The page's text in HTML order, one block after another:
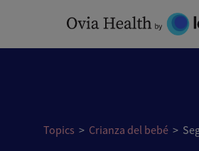
Topics > Crianza del bebé>